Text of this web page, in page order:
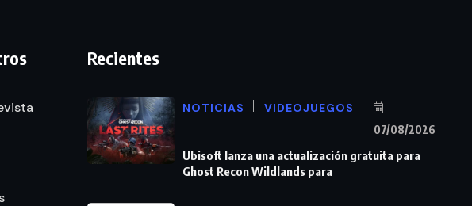
Recientes
NOTICIAS VIDEOJUEGOS
07/08/2026
Ubisoft lanza una actualización gratuita para
Ghost Recon Wildlands para